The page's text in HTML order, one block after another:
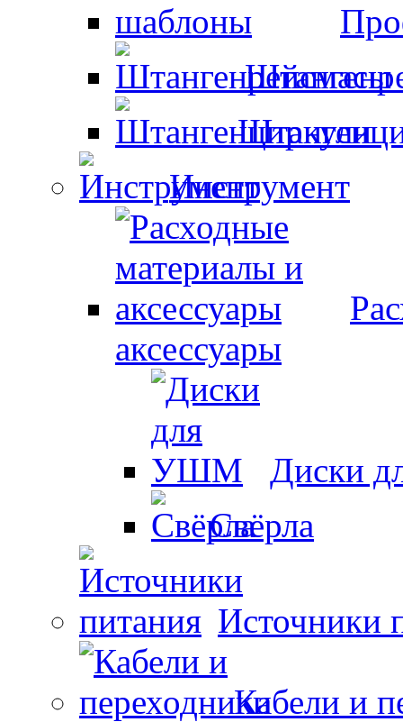
Инструмент
аксессуары
Диски
Свёрла
Источники
Кабели и